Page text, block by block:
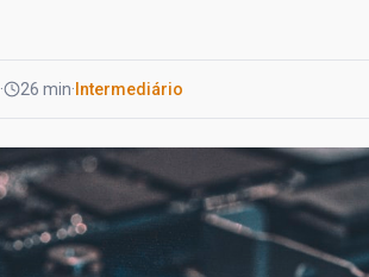
· 26 min· Intermediário